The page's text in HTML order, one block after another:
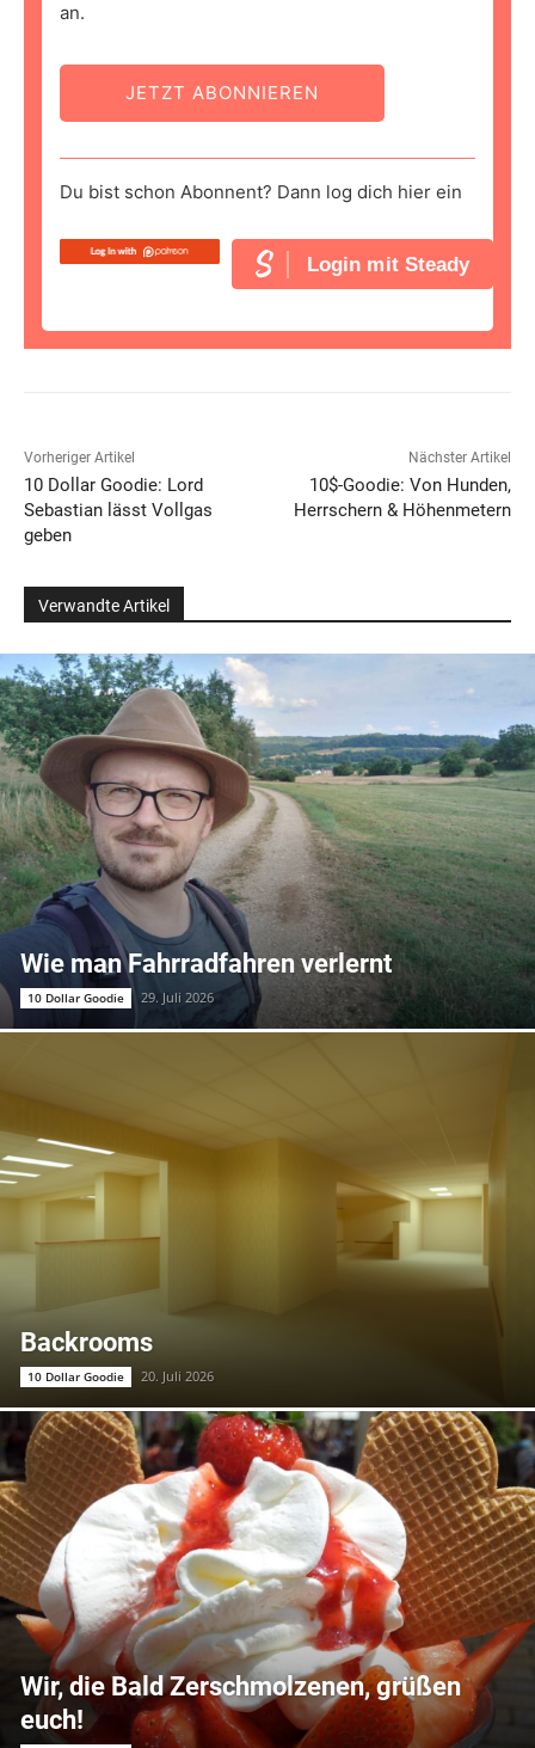
an.
JETZT ABONNIEREN
Du bist schon Abonnent? Dann log dich hier ein
Login mit Steady
Vorheriger Artikel
10 Dollar Goodie: Lord
Sebastian lässt Vollgas
geben
Nächster Artikel
10$-Goodie: Von Hunden,
Herrschern & Höhenmetern
Verwandte Artikel
Wie man Fahrradfahren verlernt
10 Dollar Goodie 29. Juli 2026
Backrooms
10 Dollar Goodie 20. Juli 2026
Wir, die Bald Zerschmolzenen, grüßen
euch!